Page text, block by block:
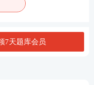
7天题库会员